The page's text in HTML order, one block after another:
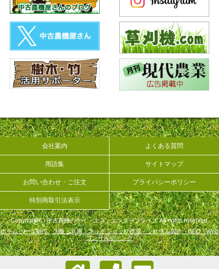
会社案内 よくある質問
用語集 サイトマップ
お問い合わせ・ご注文 プライバシーポリシー
特別商取引法表示
Copyright(C) 中古農機のケイ・エス・エンタープライズ All rights reserved.
ホームページ制作 大阪・兵庫｜ネットショップ作成・システム製作・SEO・Web
コンサルティング